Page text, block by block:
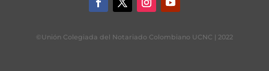
©Unión Colegiada del Notariado Colombiano UCNC | 2022